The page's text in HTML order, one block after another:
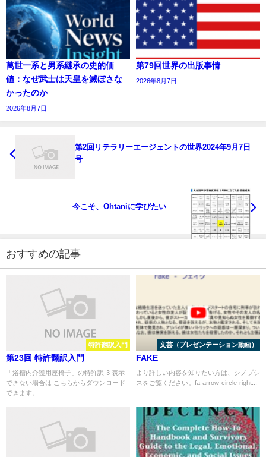
萬世一系と男系継承の史的価
値：なぜ武士は天皇を滅ぼさな
かったのか
2026年8月7日
第79回世界の出版事情
2026年8月7日
第2回リテラリーエージェントの世界2024年9月7日
号
今こそ、Ohtaniに学びたい
おすすめの記事
特許翻訳入門
第23回 特許翻訳入門
「浴槽内介護用座椅子」の特許訳-3 表示
できない場合は こちらからダウンロード
できます。...
文芸（プレゼンテーション動画）
FAKE
より詳しい内容を知りたい方は、シノプシ
スをご覧ください。fa-arrow-circle-right...